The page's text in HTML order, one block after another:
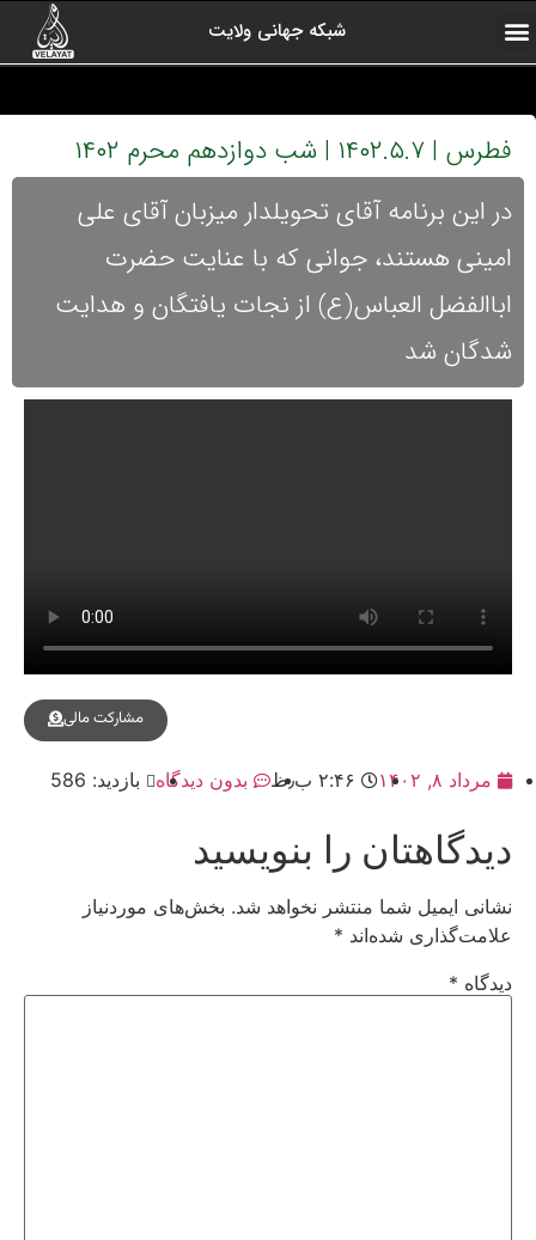
شبکه جهانی ولایت
فطرس | ۱۴۰۲.۵.۷ | شب دوازدهم محرم ۱۴۰۲
در این برنامه آقای تحویلدار میزبان آقای علی
امینی هستند، جوانی که با عنایت حضرت
اباالفضل العباس(ع) از نجات یافتگان و هدایت
شدگان شد
مشارکت مالی
مرداد ۸, ۱۴۰۲ ۲:۴۶ ب٫ظ بدون دیدگاه بازدید: 586
دیدگاهتان را بنویسید
نشانی ایمیل شما منتشر نخواهد شد. بخش‌های موردنیاز
علامت‌گذاری شده‌اند *
دیدگاه *